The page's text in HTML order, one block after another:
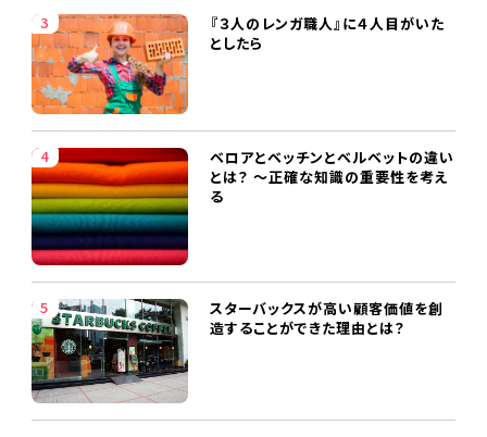
『３人のレンガ職人』に４人目がいた
としたら
ベロアとベッチンとベルベットの違い
とは？ ～正確な知識の重要性を考え
る
スターバックスが高い顧客価値を創
造することができた理由とは？